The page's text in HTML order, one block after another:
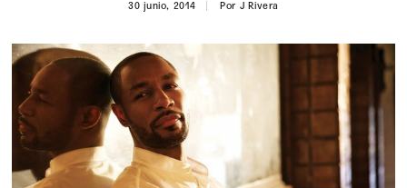
30 junio, 2014 Por J Rivera